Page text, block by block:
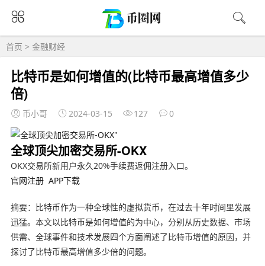
首页 > 金融财经
比特币是如何增值的(比特币最高增值多少
倍)
币小哥 2024-03-15 127 0
全球顶尖加密交易所-OKX
OKX交易所新用户永久20%手续费返佣注册入口。
官网注册 APP下载
摘要：比特币作为一种全球性的虚拟货币，在过去十年时间里发展
迅猛。本文以比特币是如何增值的为中心，分别从历史数据、市场
供需、全球事件和技术发展四个方面阐述了比特币增值的原因，并
探讨了比特币最高增值多少倍的问题。